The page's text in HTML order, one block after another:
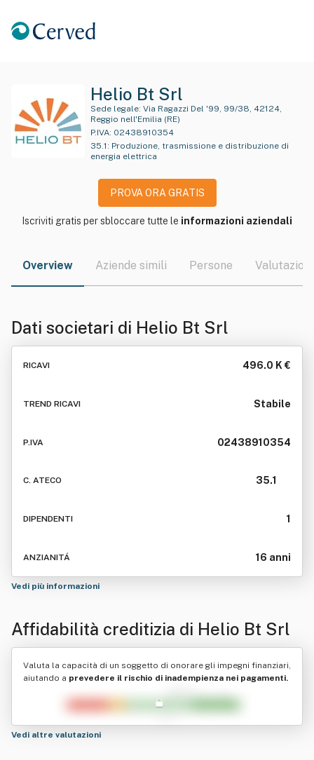
Helio Bt Srl
Sede legale:
Reggio nell'Emilia (RE)
P.IVA: 02438910354
35.1 : Produzione, trasmissione e distribuzione di
energia elettrica
PROVA ORA GRATIS
Iscriviti gratis per sbloccare tutte le informazioni aziendali
Overview Aziende simili Persone Valutazioni
Dati societari di Helio Bt Srl
RICAVI 496.0 K €
TREND RICAVI Stabile
P.IVA 02438910354
C. ATECO 35.1
DIPENDENTI 1
ANZIANITÁ 16 anni
Vedi più informazioni
Affidabilità creditizia di Helio Bt Srl
Valuta la capacità di un soggetto di onorare gli impegni finanziari,
aiutando a prevedere il rischio di inadempienza nei pagamenti.
Vedi altre valutazioni